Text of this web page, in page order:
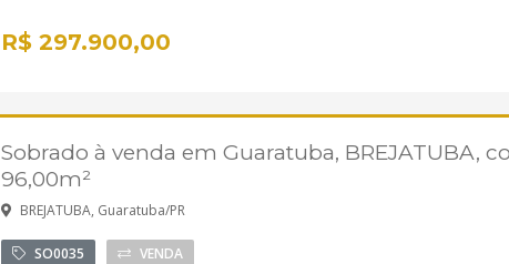
R$ 297.900,00
Sobrado à venda em Guaratuba, BREJATUBA,
96,00m²
BREJATUBA, Guaratuba/PR
SO0035 VENDA